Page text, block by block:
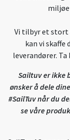
Vi tilbyr et
kan vi
leverandører.
Sailtuv er ikke
ønsker å dele
#SailTuv når du
se våre